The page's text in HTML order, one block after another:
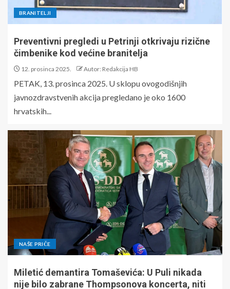
BRANITELJI
Preventivni pregledi u Petrinji otkrivaju rizične
čimbenike kod većine branitelja
12. prosinca 2025. Autor: Redakcija HB
PETAK, 13. prosinca 2025. U sklopu ovogodišnjih
javnozdravstvenih akcija pregledano je oko 1600
hrvatskih...
NAŠE PRIČE
Miletić demantira Tomaševića: U Puli nikada
nije bilo zabrane Thompsonova koncerta, niti